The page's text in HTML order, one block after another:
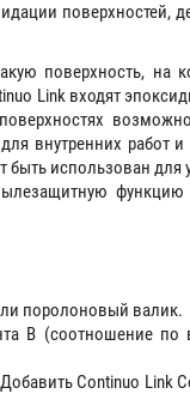
поверхностей,
поверхность, на
Link входят
внутренних работ
быть использован для
поролоновый валик.
B (соотношение по
Continuo Link